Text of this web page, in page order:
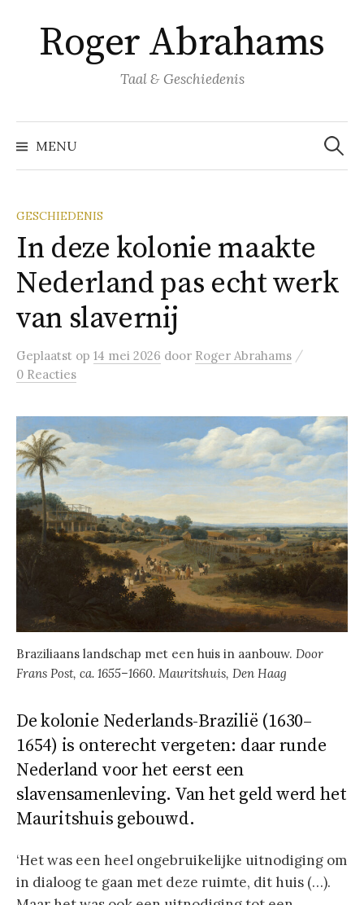
inhoud
springen
Roger Abrahams
Taal & Geschiedenis
MENU
Zoeken
naar:
GESCHIEDENIS
In deze kolonie maakte
Nederland pas echt werk
van slavernij
Geplaatst op 14 mei 2026 door Roger Abrahams /
0 Reacties
Braziliaans landschap met een huis in aanbouw. Door
Frans Post, ca. 1655–1660. Mauritshuis, Den Haag
De kolonie Nederlands-Brazilië (1630–
1654) is onterecht vergeten: daar runde
Nederland voor het eerst een
slavensamenleving. Van het geld werd het
Mauritshuis gebouwd.
‘Het was een heel ongebruikelijke uitnodiging om
in dialoog te gaan met deze ruimte, dit huis (…).